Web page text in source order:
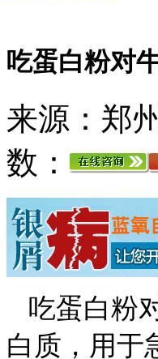
吃蛋白粉对
来源：郑
数：
吃蛋白粉
白质，用于